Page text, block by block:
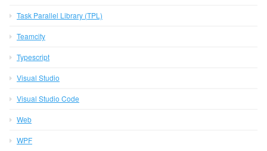
Task Parallel Library (TPL)
Teamcity
Typescript
Visual Studio
Visual Studio Code
Web
WPF